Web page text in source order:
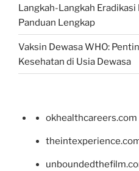
Langkah-Langkah
Panduan Lengkap
Vaksin Dewasa WHO:
Kesehatan di Usia Dewasa
okhealthcareers.com